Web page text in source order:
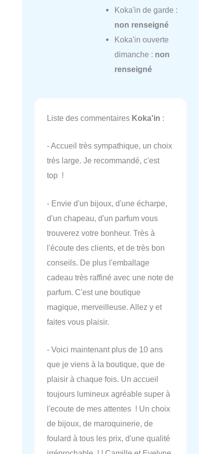
Koka'in de garde :
non renseigné
Koka'in ouverte
dimanche : non
renseigné
Liste des commentaires Koka'in :
- Accueil très sympathique, un choix
très large. Je recommandé, c'est
top !
- Envie d'un bijoux, d'une écharpe,
d'un chapeau, d'un parfum vous
trouverez votre bonheur. Très à
l'écoute des clients, et de très bon
conseils. De plus l'emballage
cadeau très raffiné avec une note de
parfum. C'est une boutique
magique, merveilleuse. Allez y et
faites vous plaisir.
- Voici maintenant plus de 10 ans
que je viens à la boutique, que de
plaisir à chaque fois. Un accueil
toujours lumineux agréable super à
l'ecoute de mes attentes ! Un choix
de bijoux, de maroquinerie, de
foulard à tous les prix, d'une qualité